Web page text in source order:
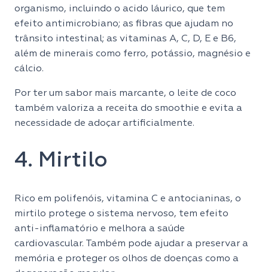
organismo, incluindo o acido láurico, que tem
efeito antimicrobiano; as fibras que ajudam no
trânsito intestinal; as vitaminas A, C, D, E e B6,
além de minerais como ferro, potássio, magnésio e
cálcio.
Por ter um sabor mais marcante, o leite de coco
também valoriza a receita do smoothie e evita a
necessidade de adoçar artificialmente.
4. Mirtilo
Rico em polifenóis, vitamina C e antocianinas, o
mirtilo protege o sistema nervoso, tem efeito
anti-inflamatório e melhora a saúde
cardiovascular. Também pode ajudar a preservar a
memória e proteger os olhos de doenças como a